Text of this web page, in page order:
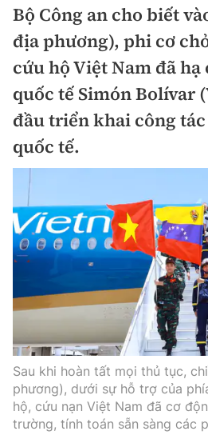
Chính trị
Xã hội
Chuyện dọc đường
Cải chính
Xây dựng
Chỉ đạo điều hành
Quy hoạch kiến trúc
Vật liệu xây dựng
Quản lý đô thị
Giao thông
Quản lý
Đường bộ
Hàng không
Đường sắt
Đăng kiểm
Đường sắt tốc độ cao
Đường thủy
Hàng hải
Đường sắt đô thị
Kinh tế
Thị trường
Tài chính
Chứng khoán
Bảo hiểm
Doanh nghiệp
Pháp luật
Thanh tra
An ninh hình sự
Điều tra
Hỏi - Đáp
An toàn giao thông
Giao thông 24h
ATGT địa phương
Văn hóa giao thông
Lái xe an toàn
Chung tay vì ATGT
Chất lượng sống
Giáo dục
Y tế
Đời sống
Lao động - Công đoàn
Văn hóa - Giải Trí
Văn hóa
Showbiz
Điện ảnh
Thể thao
Bóng đá
Bình luận
Công nghệ
Bộ Công an cho biết
địa phương), phi cơ
cứu hộ Việt Nam đã hạ
quốc tế Simón Bolívar
đầu triển khai công
quốc tế.
Sau khi hoàn tất mọi thủ tục,
phương), dưới sự hỗ trợ của
hộ, cứu nạn Việt Nam đã cơ
trường, tính toán sẵn sàng các